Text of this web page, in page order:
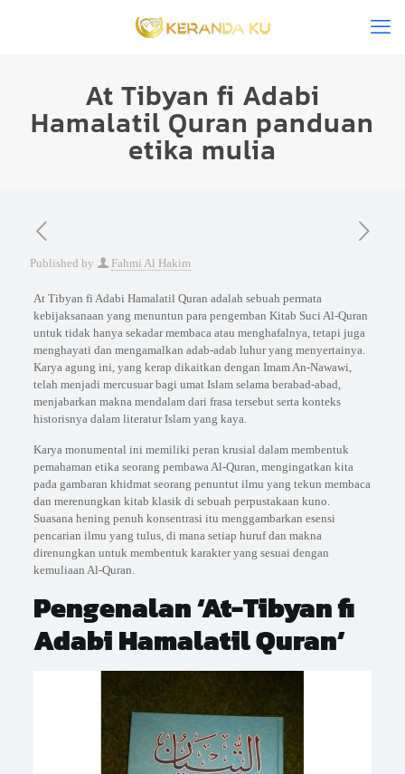
At Tibyan fi Adabi
Hamalatil Quran panduan
etika mulia
Published by Fahmi Al Hakim
At Tibyan fi Adabi Hamalatil Quran adalah sebuah permata
kebijaksanaan yang menuntun para pengemban Kitab Suci Al-Quran
untuk tidak hanya sekadar membaca atau menghafalnya, tetapi juga
menghayati dan mengamalkan adab-adab luhur yang menyertainya.
Karya agung ini, yang kerap dikaitkan dengan Imam An-Nawawi,
telah menjadi mercusuar bagi umat Islam selama berabad-abad,
menjabarkan makna mendalam dari frasa tersebut serta konteks
historisnya dalam literatur Islam yang kaya.
Karya monumental ini memiliki peran krusial dalam membentuk
pemahaman etika seorang pembawa Al-Quran, mengingatkan kita
pada gambaran khidmat seorang penuntut ilmu yang tekun membaca
dan merenungkan kitab klasik di sebuah perpustakaan kuno.
Suasana hening penuh konsentrasi itu menggambarkan esensi
pencarian ilmu yang tulus, di mana setiap huruf dan makna
direnungkan untuk membentuk karakter yang sesuai dengan
kemuliaan Al-Quran.
Pengenalan ‘At-Tibyan fi
Adabi Hamalatil Quran’